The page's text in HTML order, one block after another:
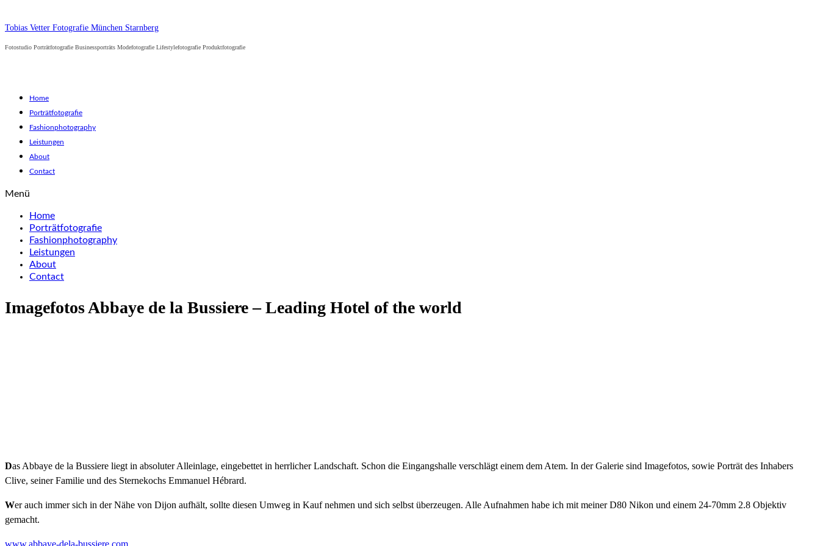
Tobias Vetter Fotografie München Starnberg
Fotostudio Porträtfotografie Businessporträts Modefotografie Lifestylefotografie Produktfotografie
Home
Porträtfotografie
Fashionphotography
Leistungen
About
Contact
Menü
Home
Porträtfotografie
Fashionphotography
Leistungen
About
Contact
Imagefotos Abbaye de la Bussiere – Leading Hotel of the world
Das Abbaye de la Bussiere liegt in absoluter Alleinlage, eingebettet in herrlicher Landschaft. Schon die Eingangshalle verschlägt einem dem Atem. In der Galerie sind Imagefotos, sowie Porträt des Inhabers
Clive, seiner Familie und des Sternekochs Emmanuel Hébrard.
Wer auch immer sich in der Nähe von Dijon aufhält, sollte diesen Umweg in Kauf nehmen und sich selbst überzeugen. Alle Aufnahmen habe ich mit meiner D80 Nikon und einem 24-70mm 2.8 Objektiv
gemacht.